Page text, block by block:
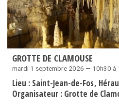
GROTTE DE CLAMOUSE
mardi 1 septembre 2026 — 10h30 à
Lieu : Saint-Jean-de-Fos
Organisateur : Grotte de